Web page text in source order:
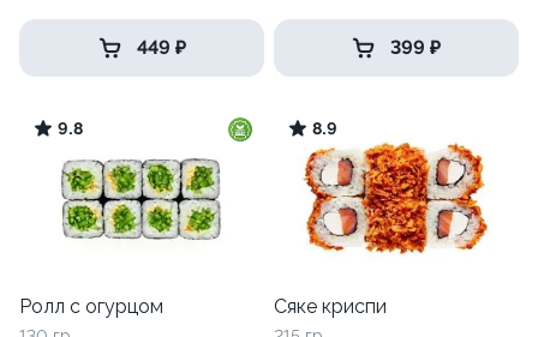
449 ₽ 399 ₽
9.8
Ролл с огурцом
8.9
Сяке криспи